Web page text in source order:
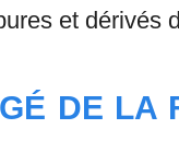
et
DE LA